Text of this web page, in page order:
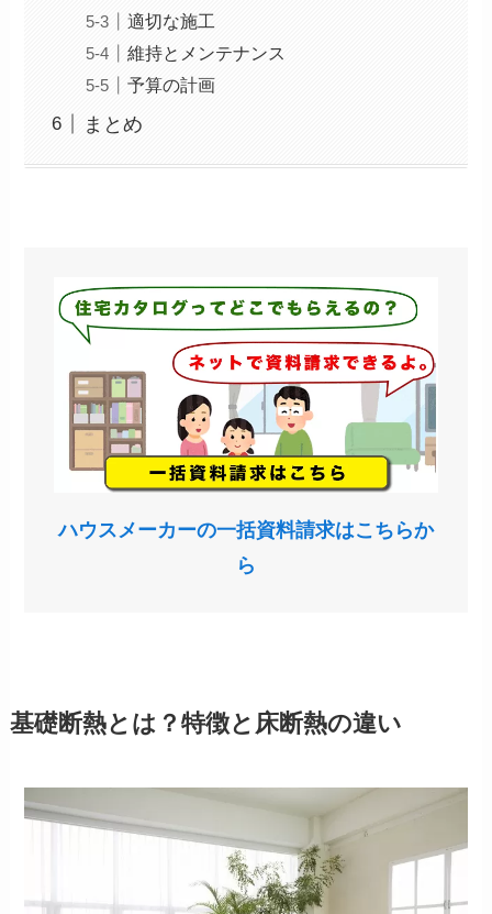
適切な施工
維持とメンテナンス
予算の計画
まとめ
ハウスメーカーの一括資料請求はこちらか
ら
基礎断熱とは？特徴と床断熱の違い